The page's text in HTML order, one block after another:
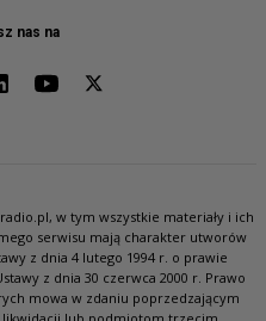
nas na
w tym wszystkie materiały i ich
serwisu mają charakter utworów
z dnia 4 lutego 1994 r. o prawie
z dnia 30 czerwca 2000 r. Prawo
mowa w zdaniu poprzedzającym